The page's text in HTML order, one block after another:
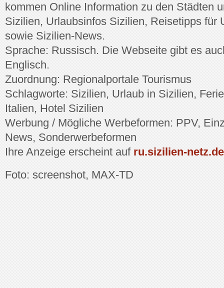
kommen Online Information zu den Städten
Sizilien, Urlaubsinfos Sizilien, Reisetipps für
sowie Sizilien-News.
Sprache: Russisch. Die Webseite gibt es
Englisch.
Zuordnung: Regionalportale Tourismus
Schlagworte: Sizilien, Urlaub in Sizilien,
Italien, Hotel Sizilien
Werbung / Mögliche Werbeformen: PPV,
News, Sonderwerbeformen
Ihre Anzeige erscheint aufru.sizilien-netz.de
Foto: screenshot, MAX-TD